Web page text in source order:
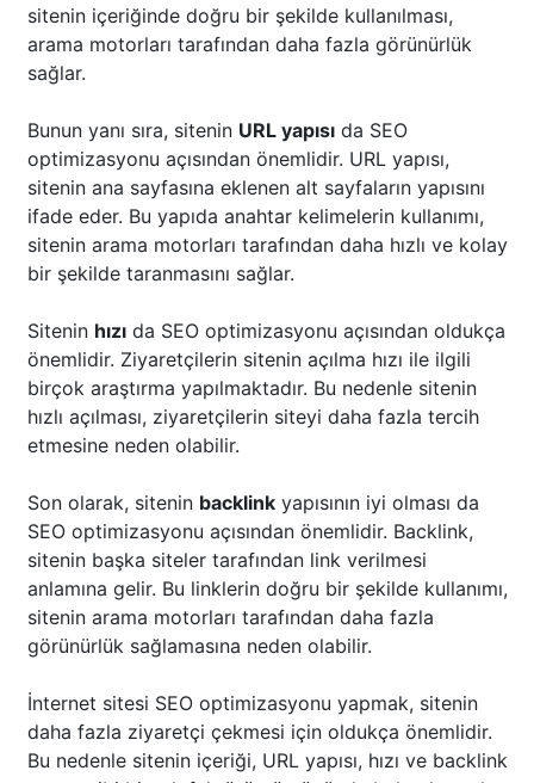
sitenin içeriğinde doğru bir şekilde kullanılması,
arama motorları tarafından daha fazla görünürlük
sağlar.
Bunun yanı sıra, sitenin URL yapısı da SEO
optimizasyonu açısından önemlidir. URL yapısı,
sitenin ana sayfasına eklenen alt sayfaların yapısını
ifade eder. Bu yapıda anahtar kelimelerin kullanımı,
sitenin arama motorları tarafından daha hızlı ve kolay
bir şekilde taranmasını sağlar.
Sitenin hızı da SEO optimizasyonu açısından oldukça
önemlidir. Ziyaretçilerin sitenin açılma hızı ile ilgili
birçok araştırma yapılmaktadır. Bu nedenle sitenin
hızlı açılması, ziyaretçilerin siteyi daha fazla tercih
etmesine neden olabilir.
Son olarak, sitenin backlink yapısının iyi olması da
SEO optimizasyonu açısından önemlidir. Backlink,
sitenin başka siteler tarafından link verilmesi
anlamına gelir. Bu linklerin doğru bir şekilde kullanımı,
sitenin arama motorları tarafından daha fazla
görünürlük sağlamasına neden olabilir.
İnternet sitesi SEO optimizasyonu yapmak, sitenin
daha fazla ziyaretçi çekmesi için oldukça önemlidir.
Bu nedenle sitenin içeriği, URL yapısı, hızı ve backlink